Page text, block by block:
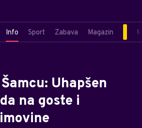
Info Sport Zabava Magazin
Uhapšen
na goste i